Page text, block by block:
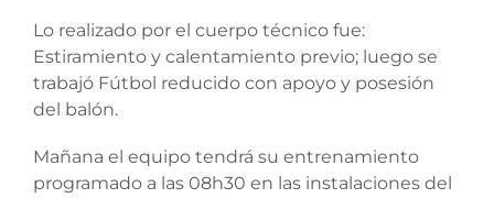
Lo realizado por el cuerpo técnico fue:
Estiramiento y calentamiento previo; luego se
trabajó Fútbol reducido con apoyo y posesión
del balón.
Mañana el equipo tendrá su entrenamiento
programado a las 08h30 en las instalaciones del